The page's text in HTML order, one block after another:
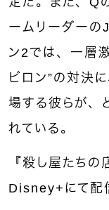
ームリーダーの
ン2では、一層
ビロン”の対決
場する彼らが、
れている。
『殺し屋たち
Disney+にて配